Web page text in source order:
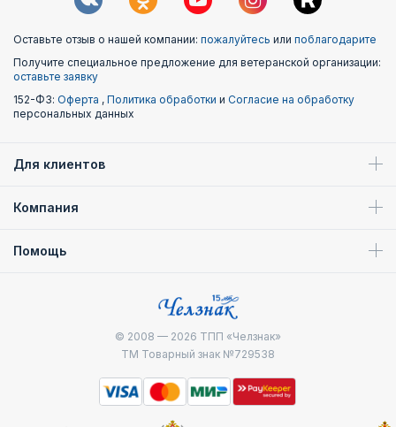
Оставьте отзыв о нашей компании: пожалуйтесь или поблагодарите
Получите специальное предложение для ветеранской организации:
оставьте заявку
152-ФЗ: Оферта , Политика обработки и Согласие на обработку
персональных данных
Для клиентов
Компания
Помощь
© 2008 — 2026 ТПП «Челзнак»
ТМ Товарный знак №729538